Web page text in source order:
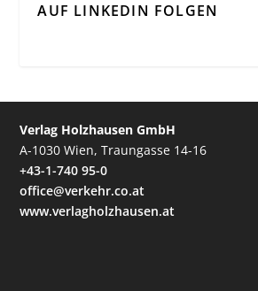
AUF LINKEDIN FOLGEN
Verlag Holzhausen GmbH
A-1030 Wien, Traungasse 14-16
+43-1-740 95-0
office@verkehr.co.at
www.verlagholzhausen.at